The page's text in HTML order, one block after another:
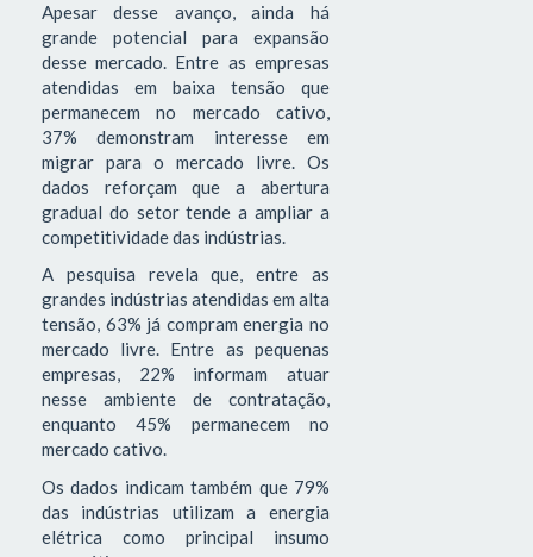
Apesar desse avanço, ainda há
grande potencial para expansão
desse mercado. Entre as empresas
atendidas em baixa tensão que
permanecem no mercado cativo,
37% demonstram interesse em
migrar para o mercado livre. Os
dados reforçam que a abertura
gradual do setor tende a ampliar a
competitividade das indústrias.
A pesquisa revela que, entre as
grandes indústrias atendidas em alta
tensão, 63% já compram energia no
mercado livre. Entre as pequenas
empresas, 22% informam atuar
nesse ambiente de contratação,
enquanto 45% permanecem no
mercado cativo.
Os dados indicam também que 79%
das indústrias utilizam a energia
elétrica como principal insumo